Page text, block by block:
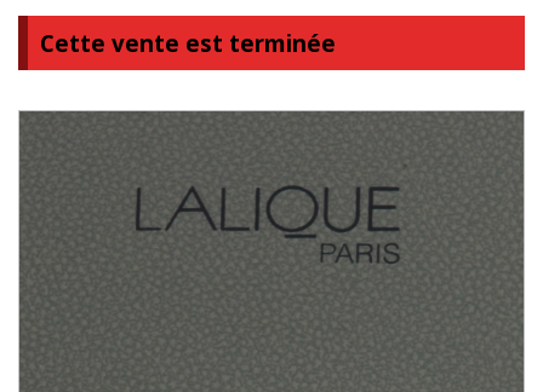
Cette vente est terminée